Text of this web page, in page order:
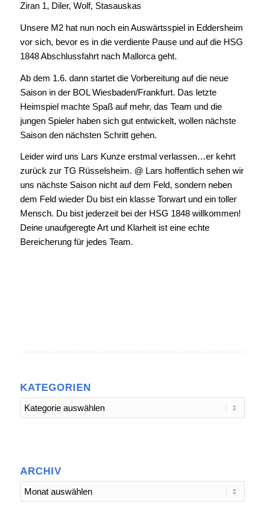
Ziran 1, Diler, Wolf, Stasauskas
Unsere M2 hat nun noch ein Auswärtsspiel in Eddersheim
vor sich, bevor es in die verdiente Pause und auf die HSG
1848 Abschlussfahrt nach Mallorca geht.
Ab dem 1.6. dann startet die Vorbereitung auf die neue
Saison in der BOL Wiesbaden/Frankfurt. Das letzte
Heimspiel machte Spaß auf mehr, das Team und die
jungen Spieler haben sich gut entwickelt, wollen nächste
Saison den nächsten Schritt gehen.
Leider wird uns Lars Kunze erstmal verlassen…er kehrt
zurück zur TG Rüsselsheim. @ Lars hoffentlich sehen wir
uns nächste Saison nicht auf dem Feld, sondern neben
dem Feld wieder Du bist ein klasse Torwart und ein toller
Mensch. Du bist jederzeit bei der HSG 1848 willkommen!
Deine unaufgeregte Art und Klarheit ist eine echte
Bereicherung für jedes Team.
KATEGORIEN
Kategorien
ARCHIV